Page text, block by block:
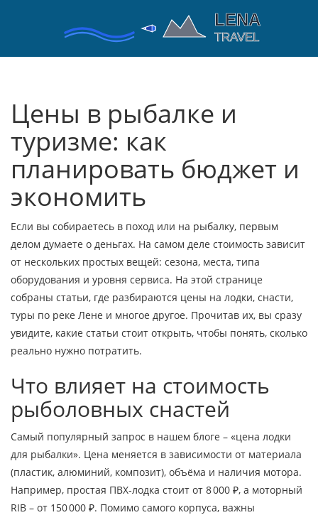
Цены в рыбалке и
туризме: как
планировать бюджет и
экономить
Если вы собираетесь в поход или на рыбалку, первым
делом думаете о деньгах. На самом деле стоимость зависит
от нескольких простых вещей: сезона, места, типа
оборудования и уровня сервиса. На этой странице
собраны статьи, где разбираются цены на лодки, снасти,
туры по реке Лене и многое другое. Прочитав их, вы сразу
увидите, какие статьи стоит открыть, чтобы понять, сколько
реально нужно потратить.
Что влияет на стоимость
рыболовных снастей
Самый популярный запрос в нашем блоге – «цена лодки
для рыбалки». Цена меняется в зависимости от материала
(пластик, алюминий, композит), объёма и наличия мотора.
Например, простая ПВХ‑лодка стоит от 8 000 ₽, а моторный
RIB – от 150 000 ₽. Помимо самого корпуса, важны